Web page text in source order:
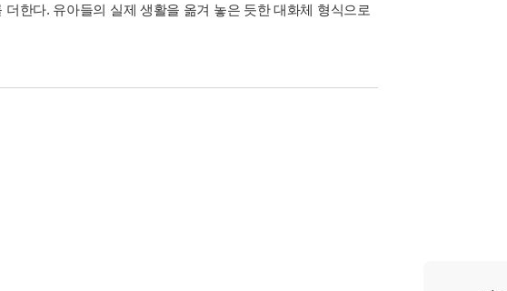
한다. 유아들의 실제 생활을 옮겨 놓은 듯한 대화체 형식으로